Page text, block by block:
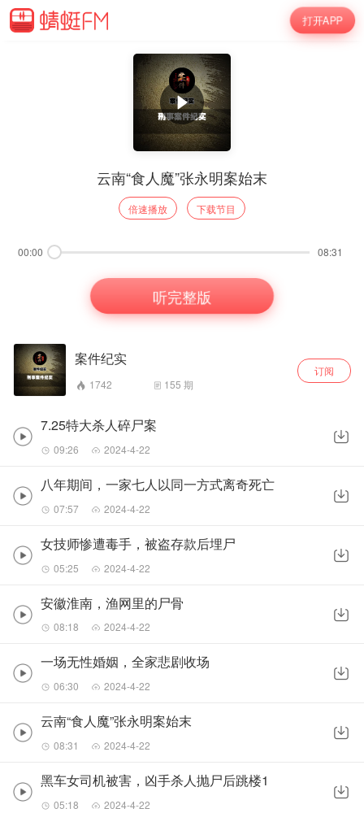
打开APP
云南“食人魔”张永明案始末
倍速播放 下载节目
00:00 08:31
听完整版
案件纪实
1742 155 期
订阅
7.25特大杀人碎尸案
09:26 2024-4-22
八年期间，一家七人以同一方式离奇死亡
07:57 2024-4-22
女技师惨遭毒手，被盗存款后埋尸
05:25 2024-4-22
安徽淮南，渔网里的尸骨
08:18 2024-4-22
一场无性婚姻，全家悲剧收场
06:30 2024-4-22
云南“食人魔”张永明案始末
08:31 2024-4-22
黑车女司机被害，凶手杀人抛尸后跳楼1
05:18 2024-4-22